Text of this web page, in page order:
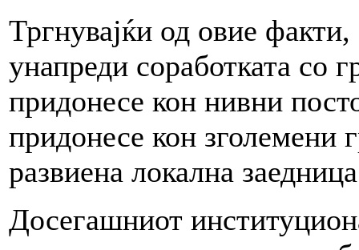
Тргнувајќи од овие
унапреди соработката со
придонесе кон нивни
придонесе кон зголемени
развиена локална
Досегашниот